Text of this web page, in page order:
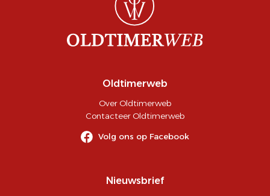
Oldtimerweb
Over Oldtimerweb
Contacteer Oldtimerweb
Volg ons op Facebook
Nieuwsbrief